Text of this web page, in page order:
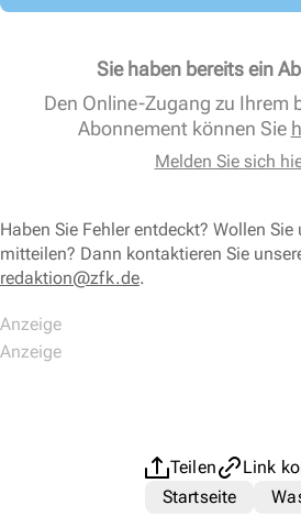
Sie haben bereits ein
Den Online-Zugang zu Ihrem
Abonnement können Sie
Melden Sie sich
Haben Sie Fehler entdeckt? Wollen
mitteilen? Dann kontaktieren Sie
redaktion@zfk.de.
Teilen
Link
Startseite